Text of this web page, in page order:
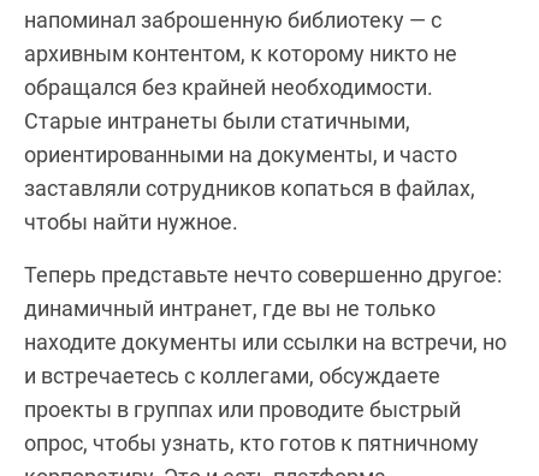
напоминал заброшенную библиотеку — с
архивным контентом, к которому никто не
обращался без крайней необходимости.
Старые интранеты были статичными,
ориентированными на документы, и часто
заставляли сотрудников копаться в файлах,
чтобы найти нужное.
Теперь представьте нечто совершенно другое:
динамичный интранет, где вы не только
находите документы или ссылки на встречи, но
и встречаетесь с коллегами, обсуждаете
проекты в группах или проводите быстрый
опрос, чтобы узнать, кто готов к пятничному